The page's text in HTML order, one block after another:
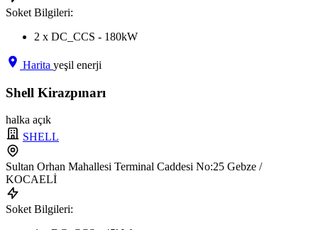
Soket Bilgileri:
2 x DC_CCS - 180kW
Harita yeşil enerji
Shell Kirazpınarı
halka açık
SHELL
Sultan Orhan Mahallesi Terminal Caddesi No:25 Gebze /
KOCAELİ
Soket Bilgileri: